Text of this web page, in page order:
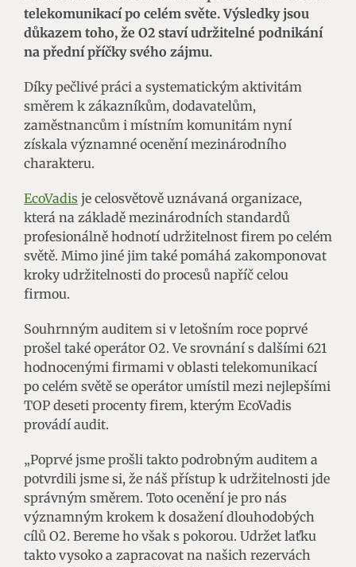
telekomunikací po celém světe. Výsledky jsou
důkazem toho, že O2 staví udržitelné podnikání
na přední příčky svého zájmu.
Díky pečlivé práci a systematickým aktivitám
směrem k zákazníkům, dodavatelům,
zaměstnancům i místním komunitám nyní
získala významné ocenění mezinárodního
charakteru.
EcoVadis je celosvětově uznávaná organizace,
která na základě mezinárodních standardů
profesionálně hodnotí udržitelnost firem po celém
světě. Mimo jiné jim také pomáhá zakomponovat
kroky udržitelnosti do procesů napříč celou
firmou.
Souhrnným auditem si v letošním roce poprvé
prošel také operátor O2. Ve srovnání s dalšími 621
hodnocenými firmami v oblasti telekomunikací
po celém světě se operátor umístil mezi nejlepšími
TOP deseti procenty firem, kterým EcoVadis
provádí audit.
„Poprvé jsme prošli takto podrobným auditem a
potvrdili jsme si, že náš přístup k udržitelnosti jde
správným směrem. Toto ocenění je pro nás
významným krokem k dosažení dlouhodobých
cílů O2. Bereme ho však s pokorou. Udržet laťku
takto vysoko a zapracovat na našich rezervách